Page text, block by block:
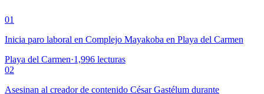
01
Inicia paro laboral en Complejo Mayakoba en Playa del Carmen
Playa del Carmen·1,996 lecturas
02
Asesinan al creador de contenido César Gastélum durante